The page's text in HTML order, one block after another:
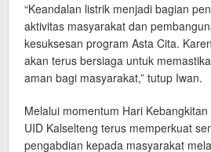
“Keandalan listrik menjadi bagian
aktivitas masyarakat dan
kesuksesan program Asta Cita.
akan terus bersiaga untuk
aman bagi masyarakat,” tutup Iwan.
Melalui momentum Hari
UID Kalselteng terus memperkuat
pengabdian kepada masyarakat